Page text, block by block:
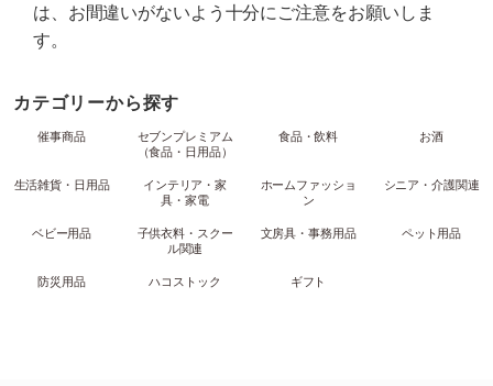
は、お間違いがないよう十分にご注意をお願いしま
す。
カテゴリーから探す
催事商品
セブンプレミアム
（食品・日用品）
食品・飲料 お酒
生活雑貨・日用品
インテリア・家
具・家電
ホームファッショ
ン
シニア・介護関連
ベビー用品
子供衣料・スクー
ル関連
文房具・事務用品 ペット用品
防災用品 ハコストック ギフト